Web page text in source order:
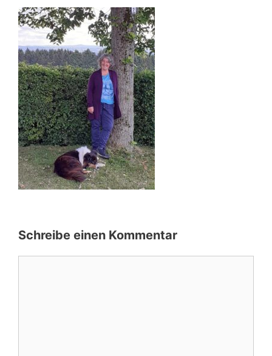
Schreibe einen Kommentar